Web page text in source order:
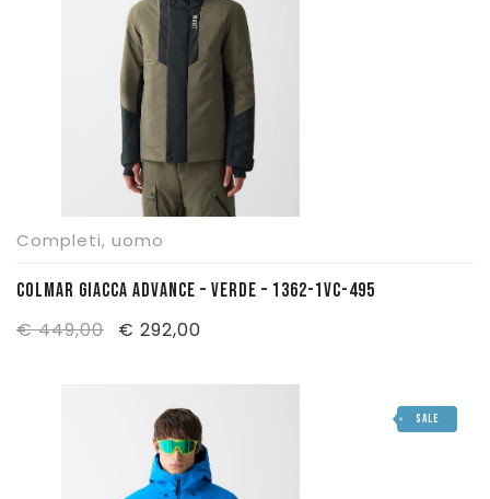
Completi, uomo
COLMAR GIACCA ADVANCE – VERDE – 1362-1VC-495
€449,00
Il
era:
€ 449,00.
€ 292,00
è:
€ 292,00.
SALE